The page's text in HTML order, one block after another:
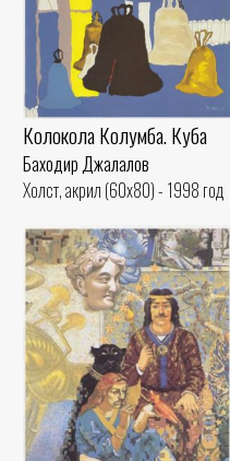
Колокола Колумба. Куба
Баходир Джалалов
Холст, акрил (60x80) - 1998 год